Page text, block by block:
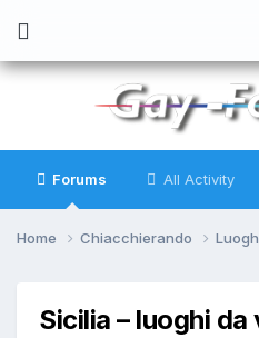
Forums All Activity
Home Chiacchierando
Sicilia – luoghi